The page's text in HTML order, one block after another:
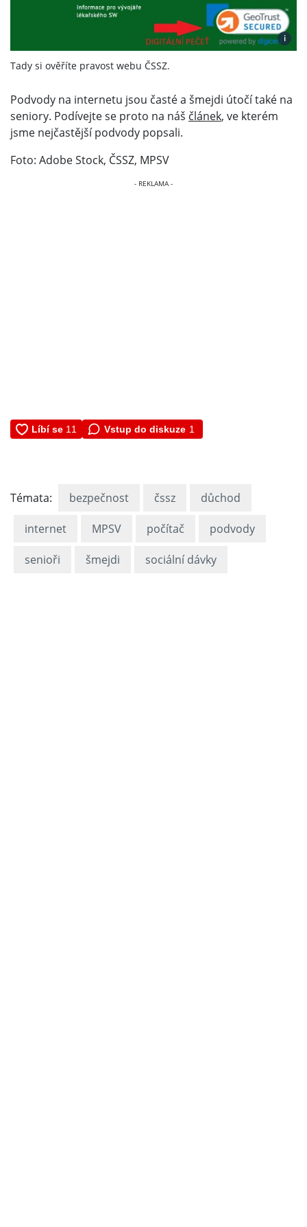
i
Tady si ověříte pravost webu ČSSZ.
Podvody na internetu jsou časté a šmejdi útočí také na
seniory. Podívejte se proto na náš článek, ve kterém
jsme nejčastější podvody popsali.
Foto: Adobe Stock, ČSSZ, MPSV
Vstup do diskuze 1
Témata: bezpečnost čssz důchod
internet MPSV počítač podvody
senioři šmejdi sociální dávky